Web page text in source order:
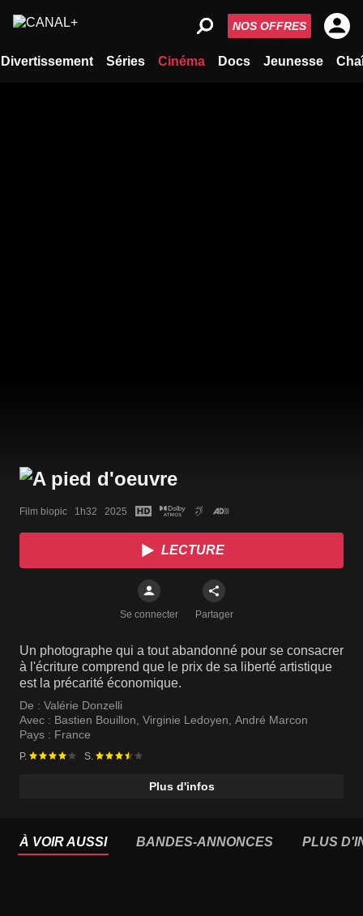
Divertissement Séries Cinéma Docs Jeunesse
NOS OFFRES
Film biopic   1h32   2025
LECTURE
Se connecter Partager
Un photographe qui a tout abandonné pour se consacrer
à l'écriture comprend que le prix de sa liberté artistique
est la précarité économique.
De : Valérie Donzelli
Avec : Bastien Bouillon, Virginie Ledoyen, André Marcon
Pays : France
P. S.
Plus d'infos
À VOIR AUSSI BANDES-ANNONCES PLUS